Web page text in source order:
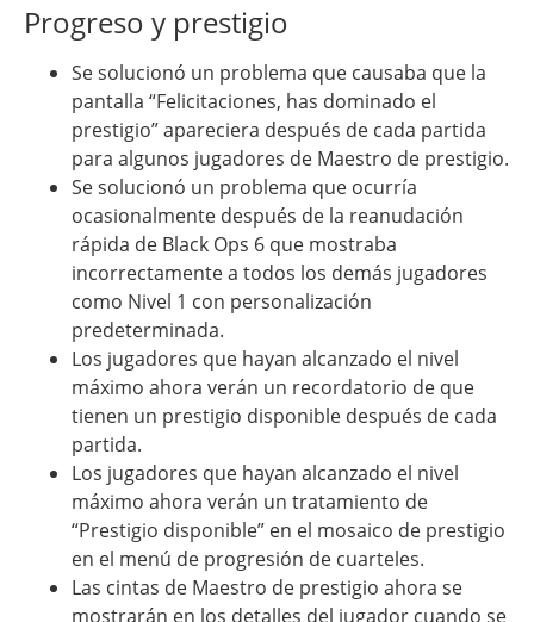
Progreso y prestigio
Se solucionó un problema que causaba que la
pantalla “Felicitaciones, has dominado el
prestigio” apareciera después de cada partida
para algunos jugadores de Maestro de prestigio.
Se solucionó un problema que ocurría
ocasionalmente después de la reanudación
rápida de Black Ops 6 que mostraba
incorrectamente a todos los demás jugadores
como Nivel 1 con personalización
predeterminada.
Los jugadores que hayan alcanzado el nivel
máximo ahora verán un recordatorio de que
tienen un prestigio disponible después de cada
partida.
Los jugadores que hayan alcanzado el nivel
máximo ahora verán un tratamiento de
“Prestigio disponible” en el mosaico de prestigio
en el menú de progresión de cuarteles.
Las cintas de Maestro de prestigio ahora se
mostrarán en los detalles del jugador cuando se